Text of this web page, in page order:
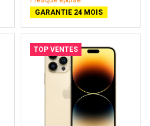
GARANTIE 24 MOIS
TOP VENTES